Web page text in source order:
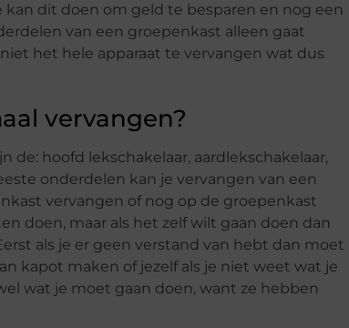
dit doen om geld te besparen en nog een
van een groepenkast alleen gaat
het hele apparaat te vervangen wat dus
vervangen?
hoofd lekschakelaar, aardlekschakelaar,
onderdelen kan je vervangen van een
vervangen of nog op de groepenkast
doen, maar als het zelf wilt gaan doen dan
als je er geen verstand van hebt dan moet
kapot maken of jezelf als je niet weet wat je
wat je moet gaan doen, want ze hebben